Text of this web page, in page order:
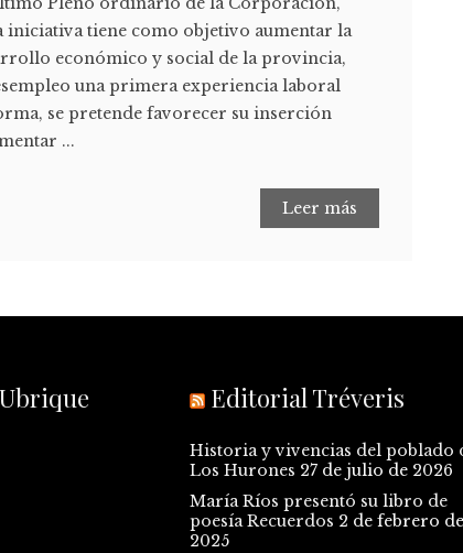
iniciativa tiene como objetivo aumentar la
económico y social de la provincia,
una primera experiencia laboral
se pretende favorecer su inserción
...
Leer más
Editorial Tréveris
Historia y vivencias del poblado
Los Hurones 27 de julio de 2026
María Ríos presentó su libro de
poesía Recuerdos 2 de febrero de
2025